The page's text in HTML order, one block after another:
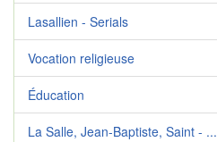
Lasallien - Serials
Vocation religieuse
Éducation
La Salle, Jean-Baptiste, Saint - ...